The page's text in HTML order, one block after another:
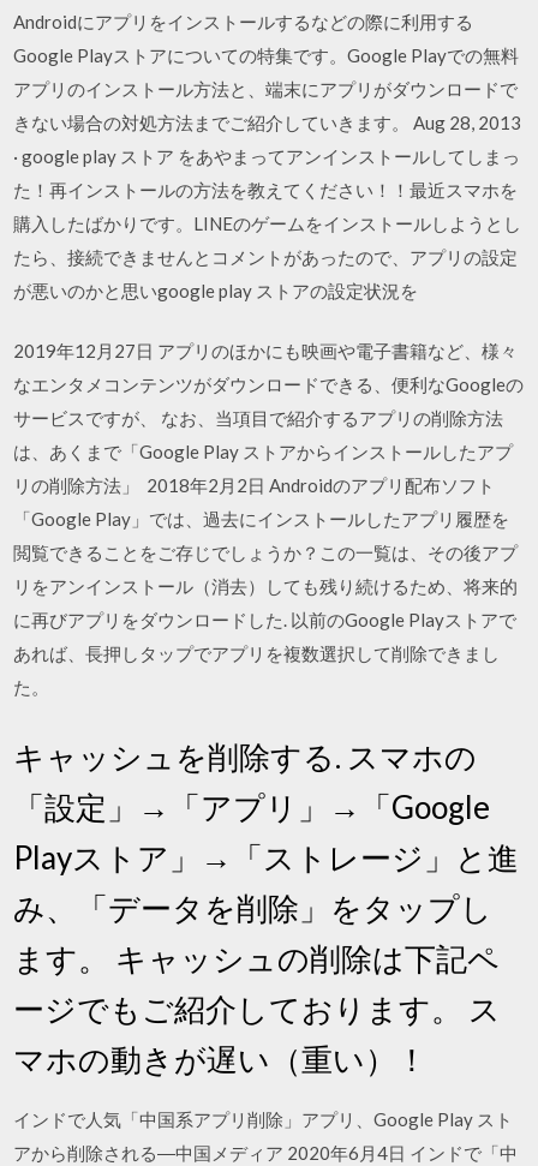
Androidにアプリをインストールするなどの際に利用する
Google Playストアについての特集です。Google Playでの無料
アプリのインストール方法と、端末にアプリがダウンロードで
きない場合の対処方法までご紹介していきます。 Aug 28, 2013
· google play ストア をあやまってアンインストールしてしまっ
た！再インストールの方法を教えてください！！最近スマホを
購入したばかりです。LINEのゲームをインストールしようとし
たら、接続できませんとコメントがあったので、アプリの設定
が悪いのかと思いgoogle play ストアの設定状況を
2019年12月27日 アプリのほかにも映画や電子書籍など、様々
なエンタメコンテンツがダウンロードできる、便利なGoogleの
サービスですが、 なお、当項目で紹介するアプリの削除方法
は、あくまで「Google Play ストアからインストールしたアプ
リの削除方法」 2018年2月2日 Androidのアプリ配布ソフト
「Google Play」では、過去にインストールしたアプリ履歴を
閲覧できることをご存じでしょうか？この一覧は、その後アプ
リをアンインストール（消去）しても残り続けるため、将来的
に再びアプリをダウンロードした. 以前のGoogle Playストアで
あれば、長押しタップでアプリを複数選択して削除できまし
た。
キャッシュを削除する. スマホの
「設定」→「アプリ」→「Google
Playストア」→「ストレージ」と進
み、「データを削除」をタップし
ます。 キャッシュの削除は下記ペ
ージでもご紹介しております。 ス
マホの動きが遅い（重い）！
インドで人気「中国系アプリ削除」アプリ、Google Play スト
アから削除される―中国メディア 2020年6月4日 インドで「中